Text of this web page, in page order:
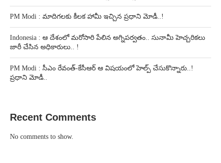
PM Modi : మాదిగలకు కీలక హామీ ఇచ్చిన ప్రధాని మోడీ..!
Indonesia : ఆ దేశంలో మరోసారి పేలిన అగ్నిపర్వతం.. సునామీ హెచ్చరికలు
జారీ చేసిన అధికారులు.. !
PM Modi : సీఎం రేవంత్-కేసీఆర్ ఆ విషయంలో హెల్ప్ చేసుకొన్నారు..!
ప్రధాని మోడీ..
Recent Comments
No comments to show.